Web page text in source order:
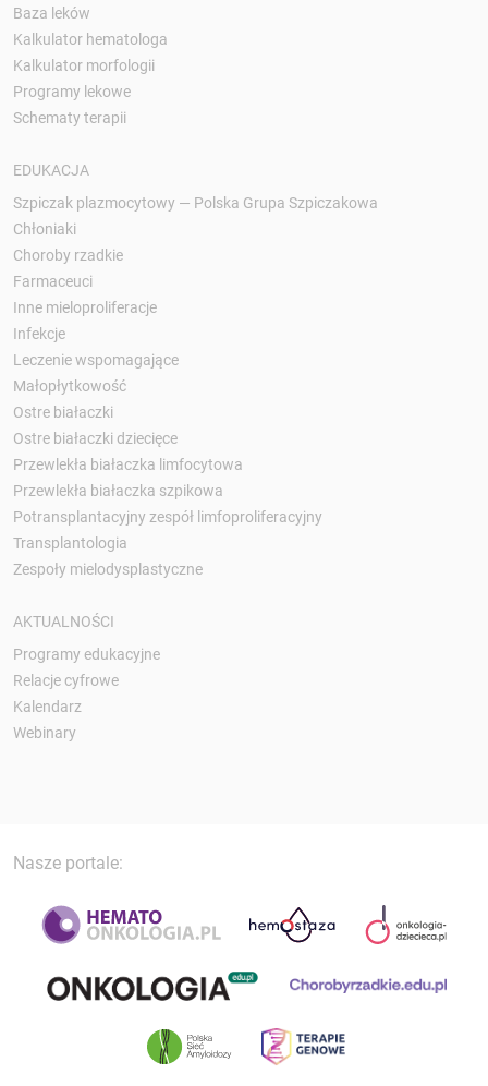
Baza leków
Kalkulator hematologa
Kalkulator morfologii
Programy lekowe
Schematy terapii
EDUKACJA
Szpiczak plazmocytowy — Polska Grupa Szpiczakowa
Chłoniaki
Choroby rzadkie
Farmaceuci
Inne mieloproliferacje
Infekcje
Leczenie wspomagające
Małopłytkowość
Ostre białaczki
Ostre białaczki dziecięce
Przewlekła białaczka limfocytowa
Przewlekła białaczka szpikowa
Potransplantacyjny zespół limfoproliferacyjny
Transplantologia
Zespoły mielodysplastyczne
AKTUALNOŚCI
Programy edukacyjne
Relacje cyfrowe
Kalendarz
Webinary
Nasze portale: